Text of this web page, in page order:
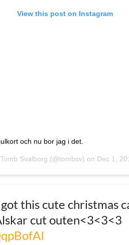
View this post on Instagram
och nu bor jag i det.
Tomb Svalborg (@tombsv) on Dec 1,
this cute christmas
cut outen<3<3<3